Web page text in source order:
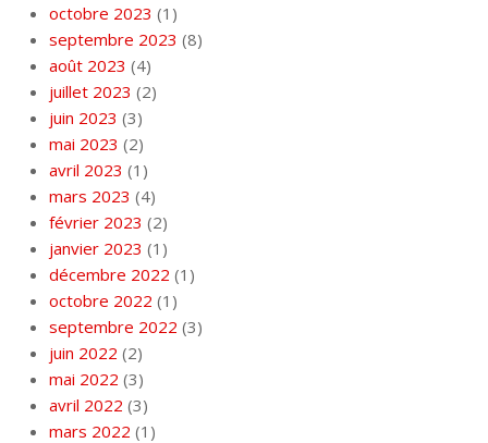
octobre 2023 (1)
septembre 2023 (8)
août 2023 (4)
juillet 2023 (2)
juin 2023 (3)
mai 2023 (2)
avril 2023 (1)
mars 2023 (4)
février 2023 (2)
janvier 2023 (1)
décembre 2022 (1)
octobre 2022 (1)
septembre 2022 (3)
juin 2022 (2)
mai 2022 (3)
avril 2022 (3)
mars 2022 (1)